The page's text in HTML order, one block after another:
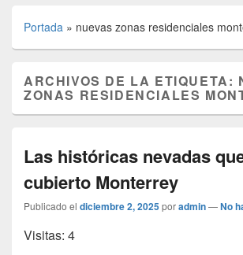
Portada » nuevas zonas residenciales
ARCHIVOS DE LA ETIQUETA:
ZONAS RESIDENCIALES
Las históricas nevadas
cubierto Monterrey
Publicado el diciembre 2, 2025poradmin—No
Visitas: 4